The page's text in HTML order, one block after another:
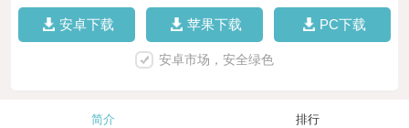
安卓下载 苹果下载 PC下载
安卓市场，安全绿色
简介 排行